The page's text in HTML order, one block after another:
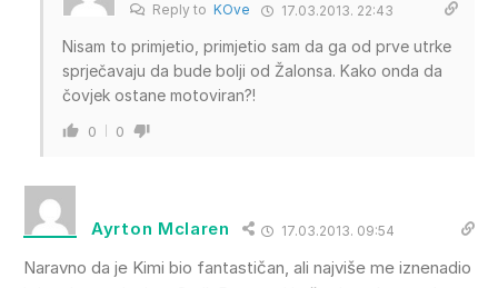
Reply to KOve 17.03.2013. 22:43
Nisam to primjetio, primjetio sam da ga od prve utrke
sprječavaju da bude bolji od Žalonsa. Kako onda da
čovjek ostane motoviran?!
0 0
Ayrton Mclaren 17.03.2013. 09:54
Naravno da je Kimi bio fantastičan, ali najviše me iznenadio